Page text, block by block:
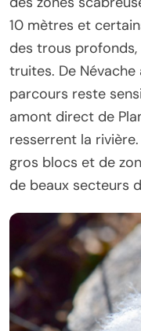
10 mètres et
des trous
truites. De
parcours reste
amont direct de
resserrent la
gros blocs et de
de beaux secteurs